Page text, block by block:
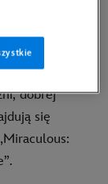
w wieku
dobrej
się